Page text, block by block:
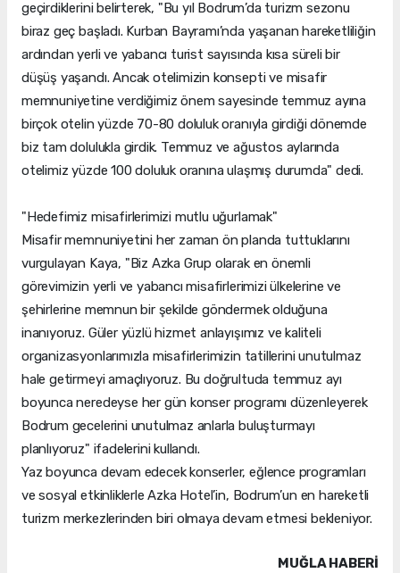
geçirdiklerini belirterek, "Bu yıl Bodrum’da turizm sezonu
biraz geç başladı. Kurban Bayramı’nda yaşanan hareketliliğin
ardından yerli ve yabancı turist sayısında kısa süreli bir
düşüş yaşandı. Ancak otelimizin konsepti ve misafir
memnuniyetine verdiğimiz önem sayesinde temmuz ayına
birçok otelin yüzde 70-80 doluluk oranıyla girdiği dönemde
biz tam dolulukla girdik. Temmuz ve ağustos aylarında
otelimiz yüzde 100 doluluk oranına ulaşmış durumda" dedi.
"Hedefimiz misafirlerimizi mutlu uğurlamak"
Misafir memnuniyetini her zaman ön planda tuttuklarını
vurgulayan Kaya, "Biz Azka Grup olarak en önemli
görevimizin yerli ve yabancı misafirlerimizi ülkelerine ve
şehirlerine memnun bir şekilde göndermek olduğuna
inanıyoruz. Güler yüzlü hizmet anlayışımız ve kaliteli
organizasyonlarımızla misafirlerimizin tatillerini unutulmaz
hale getirmeyi amaçlıyoruz. Bu doğrultuda temmuz ayı
boyunca neredeyse her gün konser programı düzenleyerek
Bodrum gecelerini unutulmaz anlarla buluşturmayı
planlıyoruz" ifadelerini kullandı.
Yaz boyunca devam edecek konserler, eğlence programları
ve sosyal etkinliklerle Azka Hotel’in, Bodrum’un en hareketli
turizm merkezlerinden biri olmaya devam etmesi bekleniyor.
MUĞLA HABERİ